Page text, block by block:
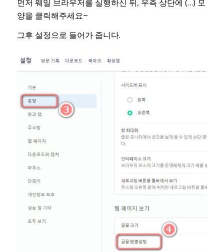
먼저 웨일 브라우저를 실행하신 뒤, 우측 상단에 (…) 모
양을 클릭해주세요~
그후 설정으로 들어가 줍니다.